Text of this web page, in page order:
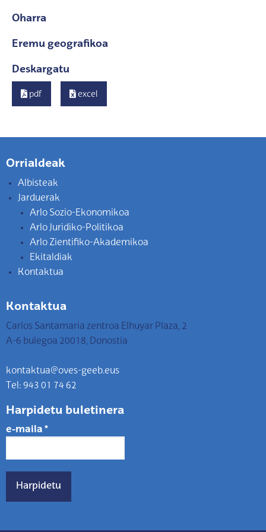
Oharra
Eremu geografikoa
Deskargatu
pdf excel
Orrialdeak
Albisteak
Jarduerak
Arlo Sozio-Ekonomikoa
Arlo Juridiko-Politikoa
Arlo Zientifiko-Akademikoa
Ekitaldiak
Kontaktua
Kontaktua
Carlos Santamaria zentroa Elhuyar Plaza, 2
A-6 bulegoa 20018, Donostia
kontaktua@oves-geeb.eus
Tel: 943 01 74 62
Harpidetu buletinera
e-maila *